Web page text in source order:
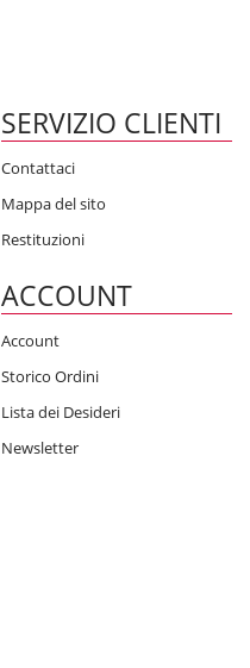
SERVIZIO CLIENTI
Contattaci
Mappa del sito
Restituzioni
ACCOUNT
Account
Storico Ordini
Lista dei Desideri
Newsletter